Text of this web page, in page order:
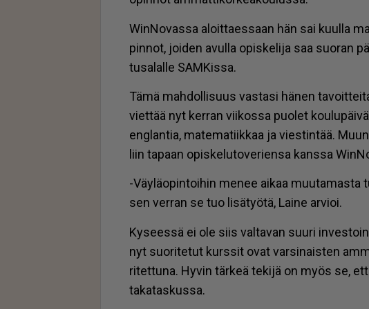
Win­No­vas­sa aloit­ta­es­saan hän sai kuul­la
pin­not, joi­den avul­la opis­ke­li­ja saa suo­ran
tu­sa­lal­le SAM­Kis­sa.
Tämä mah­dol­li­suus vas­ta­si hä­nen
viet­tää nyt ker­ran vii­kos­sa puo­let
eng­lan­tia, ma­te­ma­tiik­kaa ja vies­tin­tää.
liin ta­paan opis­ke­lu­to­ve­rien­sa kans­sa
-Väy­lä­o­pin­toi­hin me­nee ai­kaa
sen ver­ran se tuo li­sä­työ­tä, Lai­ne ar­vi­oi.
Ky­sees­sä ei ole siis val­ta­van suu­ri
nyt suo­ri­te­tut kurs­sit ovat var­si­nais­ten
ri­tet­tu­na. Hy­vin tär­keä te­ki­jä on myös se,
ta­ka­tas­kus­sa.